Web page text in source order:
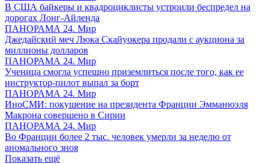
В США байкеры и квадроциклисты устроили беспредел на
дорогах Лонг-Айленда
ПАНОРАМА 24. Мир
Джедайский меч Люка Скайуокера продали с аукциона за
миллионы долларов
ПАНОРАМА 24. Мир
Ученица смогла успешно приземлиться после того, как ее
инструктор-пилот выпал за борт
ПАНОРАМА 24. Мир
ИноСМИ: покушение на президента Франции Эмманюэля
Макрона совершено в Сирии
ПАНОРАМА 24. Мир
Во Франции более 2 тыс. человек умерли за неделю от
аномального зноя
Показать ещё